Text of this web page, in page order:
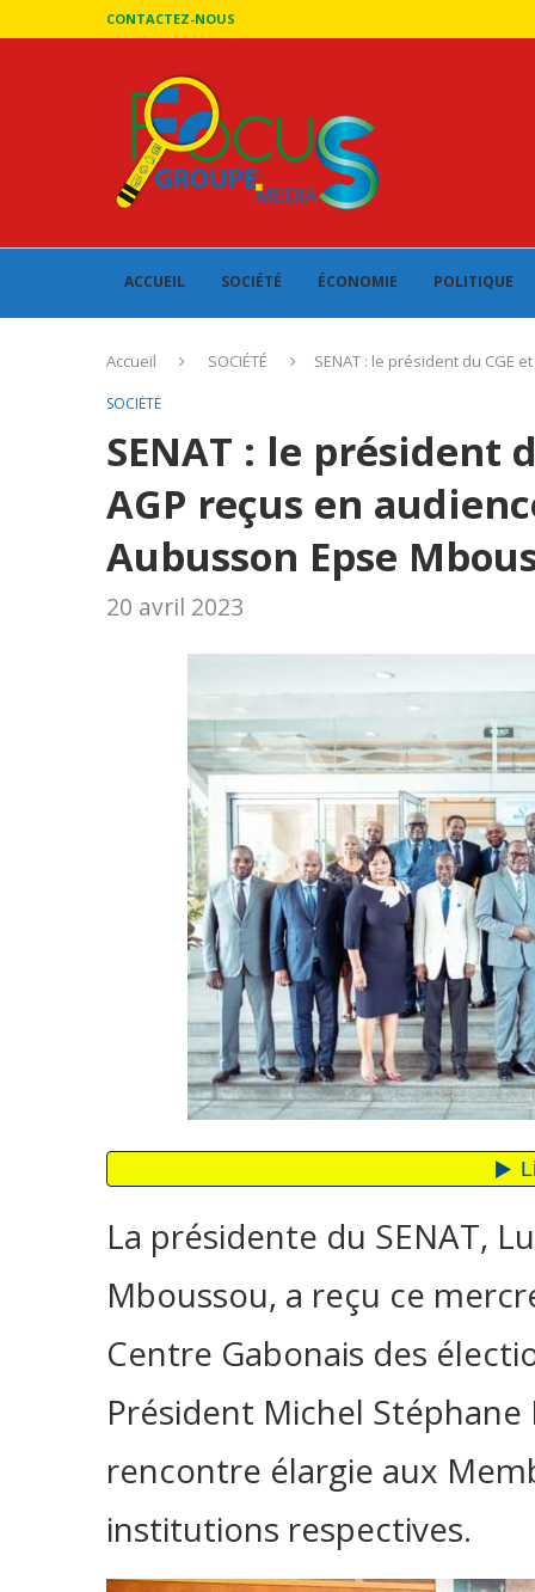
CONTACTEZ-NOUS
ACCUEIL SOCIÉTÉ ÉCONOMIE POLITIQUE
Accueil SOCIÉTÉ SENAT : le président du CGE
SOCIÉTÉ
SENAT : le président
AGP reçus en
Aubusson Epse
20 avril 2023
La présidente du SENAT,
Mboussou, a reçu ce
Centre Gabonais des
Président Michel Stéphane
rencontre élargie aux
institutions respectives.